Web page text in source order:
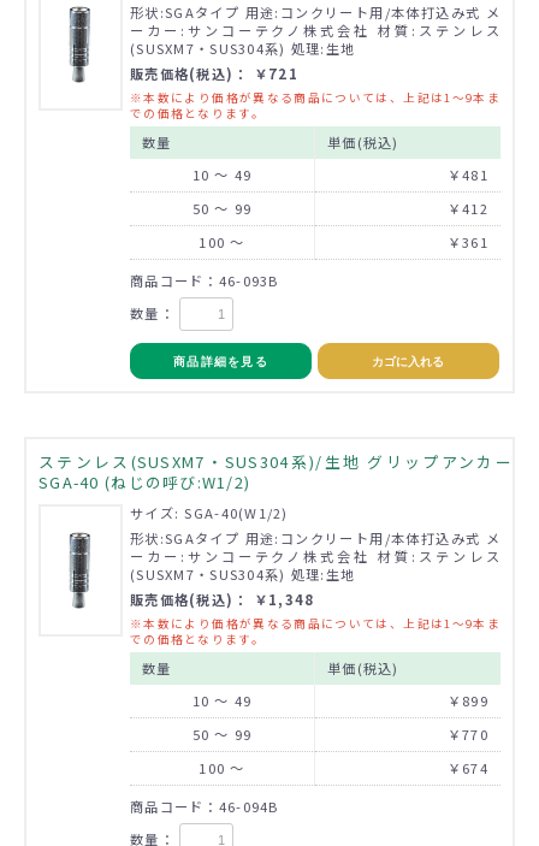
形状:SGAタイプ 用途:コンクリート用/本体打込み式 メ
ーカー:サンコーテクノ株式会社 材質:ステンレス
(SUSXM7・SUS304系) 処理:生地
販売価格(税込)： ￥721
※本数により価格が異なる商品については、上記は1～9本ま
での価格となります。
数量
単価(税込)
10 ～ 49
￥481
50 ～ 99
￥412
100 ～
￥361
商品コード：46-093B
数量：
商品詳細を見る カゴに入れる
ステンレス(SUSXM7・SUS304系)/生地 グリップアンカー
SGA-40 (ねじの呼び:W1/2)
サイズ: SGA-40(W1/2)
形状:SGAタイプ 用途:コンクリート用/本体打込み式 メ
ーカー:サンコーテクノ株式会社 材質:ステンレス
(SUSXM7・SUS304系) 処理:生地
販売価格(税込)： ￥1,348
※本数により価格が異なる商品については、上記は1～9本ま
での価格となります。
数量
単価(税込)
10 ～ 49
￥899
50 ～ 99
￥770
100 ～
￥674
商品コード：46-094B
数量：